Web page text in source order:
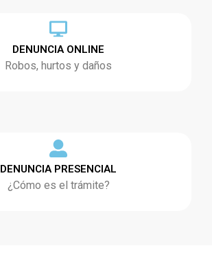
DENUNCIA ONLINE
Robos, hurtos y daños
DENUNCIA PRESENCIAL
¿Cómo es el trámite?